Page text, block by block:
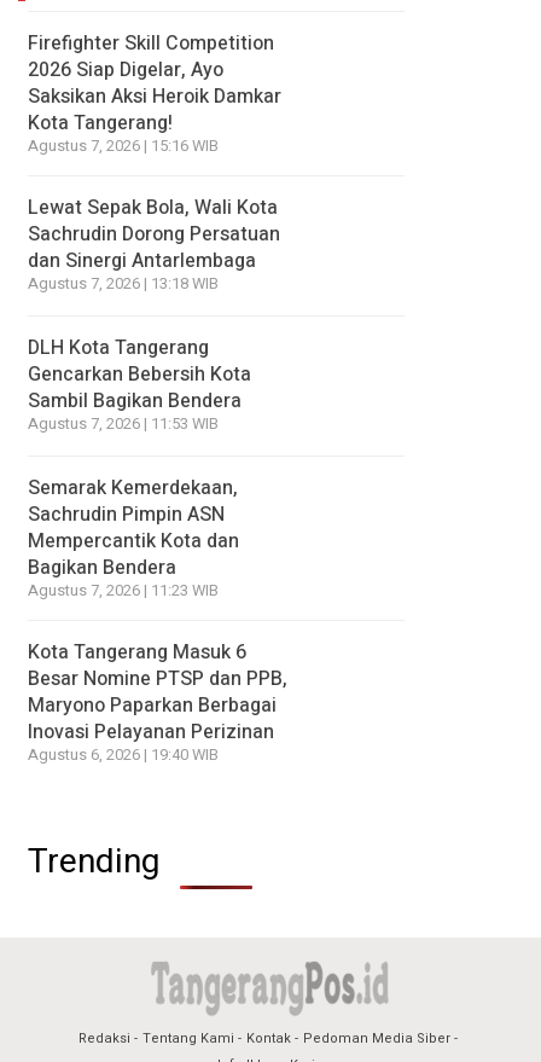
Firefighter Skill Competition
2026 Siap Digelar, Ayo
Saksikan Aksi Heroik Damkar
Kota Tangerang!
Agustus 7, 2026 | 15:16 WIB
Lewat Sepak Bola, Wali Kota
Sachrudin Dorong Persatuan
dan Sinergi Antarlembaga
Agustus 7, 2026 | 13:18 WIB
DLH Kota Tangerang
Gencarkan Bebersih Kota
Sambil Bagikan Bendera
Agustus 7, 2026 | 11:53 WIB
Semarak Kemerdekaan,
Sachrudin Pimpin ASN
Mempercantik Kota dan
Bagikan Bendera
Agustus 7, 2026 | 11:23 WIB
Kota Tangerang Masuk 6
Besar Nomine PTSP dan PPB,
Maryono Paparkan Berbagai
Inovasi Pelayanan Perizinan
Agustus 6, 2026 | 19:40 WIB
Trending
Redaksi Tentang Kami Kontak
Pedoman Media Siber